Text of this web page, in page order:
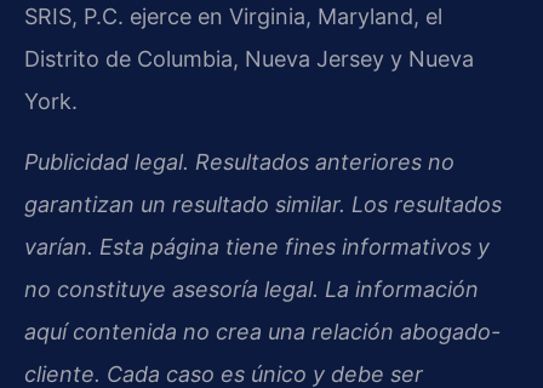
SRIS, P.C. ejerce en Virginia, Maryland, el
Distrito de Columbia, Nueva Jersey y Nueva
York.
Publicidad legal. Resultados anteriores no
garantizan un resultado similar. Los resultados
varían. Esta página tiene fines informativos y
no constituye asesoría legal. La información
aquí contenida no crea una relación abogado-
cliente. Cada caso es único y debe ser